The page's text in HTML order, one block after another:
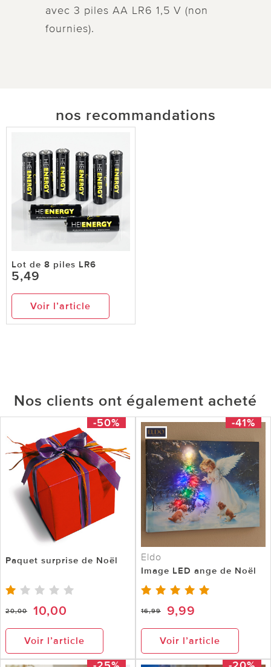
avec 3 piles AA LR6 1,5 V (non
fournies).
nos recommandations
Lot de 8 piles LR6
5,49
Voir l’article
Nos clients ont également acheté
-50%
Paquet surprise de Noël
20,00 10,00
Voir l’article
-41%
Eldo
Image LED ange de Noël
16,99 9,99
Voir l’article